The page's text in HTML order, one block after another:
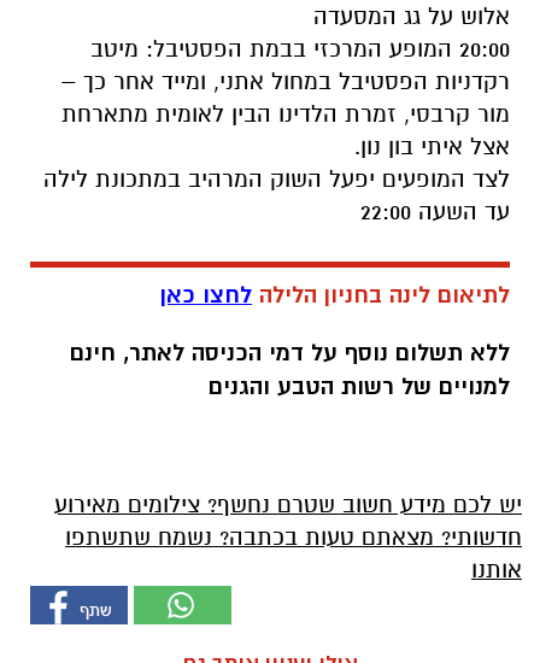
אלוש על גג המסעדה
20:00 המופע המרכזי בבמת הפסטיבל: מיטב
רקדניות הפסטיבל במחול אתני, ומייד אחר כך –
מור קרבסי, זמרת הלדינו הבין לאומית מתארחת
אצל איתי בון נון.
לצד המופעים יפעל השוק המרהיב במתכונת לילה
עד השעה 22:00
לתיאום לינה בחניון הלילה לחצו כאן
ללא תשלום נוסף על דמי הכניסה לאתר, חינם
למנויים של רשות הטבע והגנים
יש לכם מידע חשוב שטרם נחשף? צילומים מאירוע
חדשותי? מצאתם טעות בכתבה? נשמח שתשתפו
אותנו